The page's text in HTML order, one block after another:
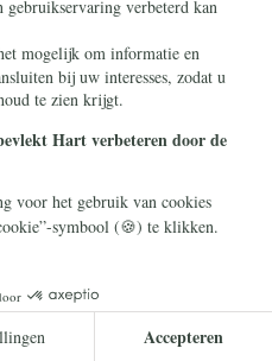
aan de
de heilige Padre Pio, zijn
zijn graf in San Giovanni
reisden met de intenties